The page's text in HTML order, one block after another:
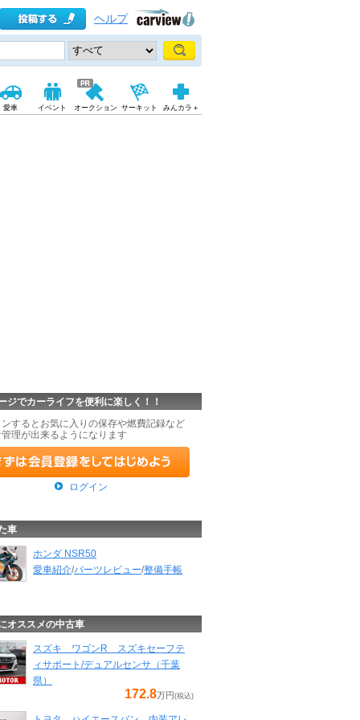
ヘルプ
愛車 イベント オークション サーキット みんカラ＋
ジでカーライフを便利に楽しく！！
するとお気に入りの保存や燃費記録など
理が出来るようになります
ログイン
車
ホンダ NSR50
愛車紹介/パーツレビュー/整備手帳
オススメの中古車
スズキ ワゴンR スズキセーフテ
ィサポート/デュアルセンサ（千葉
県）
172.8万円 (税込)